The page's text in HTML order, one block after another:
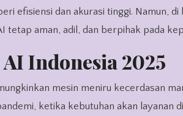
efisiensi dan akurasi tinggi. Namun,
aman, adil, dan berpihak pada
Indonesia 2025
mesin meniru kecerdasan
ketika kebutuhan akan layanan